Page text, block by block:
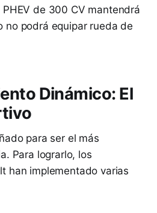
de 300 CV mantendrá
no podrá equipar rueda de
Dinámico: El
para ser el más
Para lograrlo, los
han implementado varias